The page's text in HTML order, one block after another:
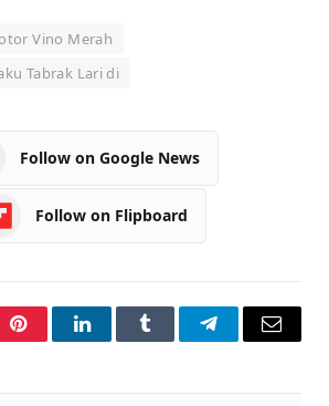
Vino Merah
Tabrak Lari di
Follow on Google News
Follow on Flipboard
PinterestLinkedInTumblr TelegramEmail